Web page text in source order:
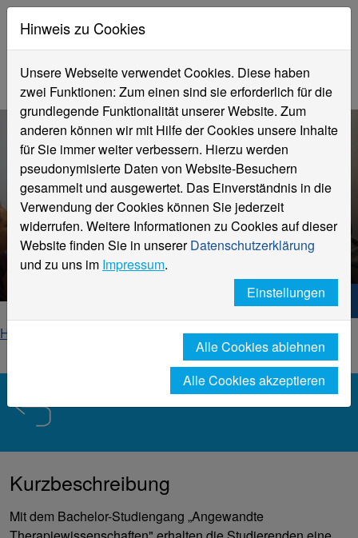
Angewandte
Therapiewissenschaften,
Teilzeit (B.Sc.)
Hochschule Niederrhein. Dein Weg.
Home
Studienangebot
Angewandte Therapiewissenschaften, Teilzeit (B.Sc.)
Kurzbeschreibung
Mit dem Bachelor-Studiengang „Angewandte
Hinweis zu Cookies
Unsere Webseite verwendet Cookies. Diese haben
zwei Funktionen: Zum einen sind sie erforderlich für die
grundlegende Funktionalität unserer Website. Zum
anderen können wir mit Hilfe der Cookies unsere Inhalte
für Sie immer weiter verbessern. Hierzu werden
pseudonymisierte Daten von Website-Besuchern
gesammelt und ausgewertet. Das Einverständnis in die
Verwendung der Cookies können Sie jederzeit
widerrufen. Weitere Informationen zu Cookies auf dieser
Website finden Sie in unsererDatenschutzerklärung
und zu uns im Impressum.
Einstellungen
Alle Cookies ablehnen
Alle Cookies akzeptieren